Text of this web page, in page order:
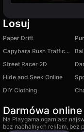
Losuj
Paper Drift
Capybara Rush Traffic Jam
Street Racer 2D
Hide and Seek Online
DIY Clothing
Darmówa
Na Playgama ogarniasz
bez nachalnych reklam, bez